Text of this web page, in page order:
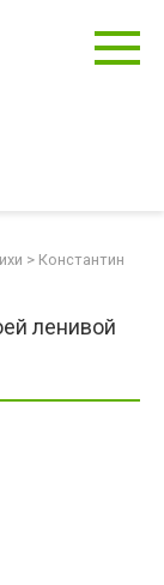
> Константин
ленивой